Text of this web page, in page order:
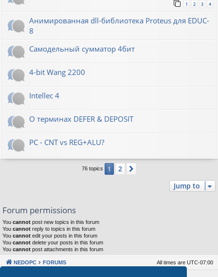
1 2 3 4
Анимированная dll-библиотека Proteus для EDUC-
8
Самодельный сумматор 4бит
4-bit Wang 2200
Intellec 4
О терминах DEFER & DEPOSIT
PC - CNT vs REG+ALU?
76 topics 1 2
Jump to
Forum permissions
You cannot post new topics in this forum
You cannot reply to topics in this forum
You cannot edit your posts in this forum
You cannot delete your posts in this forum
You cannot post attachments in this forum
NEDOPC FORUMS All times are UTC-07:00